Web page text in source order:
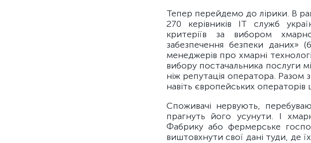
Тепер перейдемо до лірики. В
270 керівників ІТ служб
критеріїв за вибором
забезпечення безпеки даних»
менеджерів про хмарні
вибору постачальника послуги
ніж репутація оператора. Разом
навіть європейських
Споживачі нервують,
прагнуть його усунути. І
Фабрику або фермерське
виштовхнути свої дані туди, де